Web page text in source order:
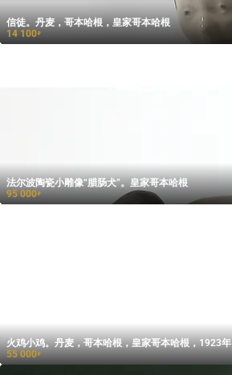
信徒。丹麦，哥本哈根，皇家哥本哈根
14 100₽
法尔波陶瓷小雕像“腊肠犬”。皇家哥本哈根
95 000₽
火鸡小鸡。丹麦，哥本哈根，皇家哥本哈根，1923年
55 000₽